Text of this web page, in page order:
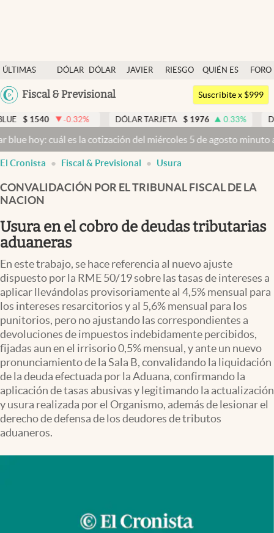
ÚLTIMAS
NOTICIAS
DÓLAR
DÓLAR
JAVIER
RIESGO
QUIÉN ES
QUIÉN
FORO
Argentina
México
Uruguay
Fiscal & Previsional
Dólar
Members
Economía y Política
Finanzas y Mercados
Mercados Online
Negocios
Otras secciones
Infotechnology
Clase
Clima
Mundial 2026
Eventos Corporativos
El Cronista Studio
Mediakit
Suscribite x $999
1540 -0.32 % DÓLAR TARJETA $ 1976 0.33 % DÓLAR
cuál es la cotización del miércoles 5 de agosto minuto a
El Cronista Fiscal & Previsional Usura
CONVALIDACIÓN POR EL TRIBUNAL FISCAL DE LA
NACION
Usura en el cobro de deudas tributarias
aduaneras
En este trabajo, se hace referencia al nuevo ajuste
dispuesto por la RME 50/19 sobre las tasas de intereses a
aplicar llevándolas provisoriamente al 4,5% mensual para
los intereses resarcitorios y al 5,6% mensual para los
punitorios, pero no ajustando las correspondientes a
devoluciones de impuestos indebidamente percibidos,
fijadas aun en el irrisorio 0,5% mensual, y ante un nuevo
pronunciamiento de la Sala B, convalidando la liquidación
de la deuda efectuada por la Aduana, confirmando la
aplicación de tasas abusivas y legitimando la actualización
y usura realizada por el Organismo, además de lesionar el
derecho de defensa de los deudores de tributos
aduaneros.